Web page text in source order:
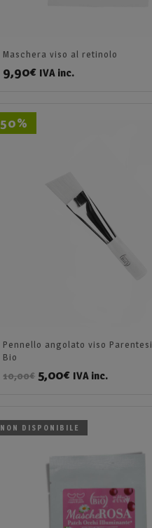
Maschera viso al retinolo
9,90€ IVA inc.
50%
Pennello angolato viso Parentesi
Bio
10,00€ 5,00€ IVA inc.
NON DISPONIBILE